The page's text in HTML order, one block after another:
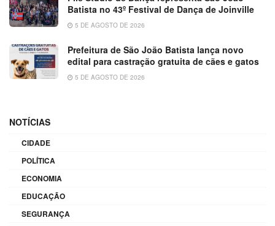
Batista no 43º Festival de Dança de Joinville
5 DE AGOSTO DE 2026
Prefeitura de São João Batista lança novo
edital para castração gratuita de cães e gatos
5 DE AGOSTO DE 2026
NOTÍCIAS
CIDADE
POLÍTICA
ECONOMIA
EDUCAÇÃO
SEGURANÇA